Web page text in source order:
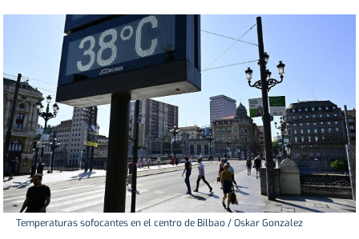
Temperaturas sofocantes en el centro de Bilbao / Oskar Gonzalez